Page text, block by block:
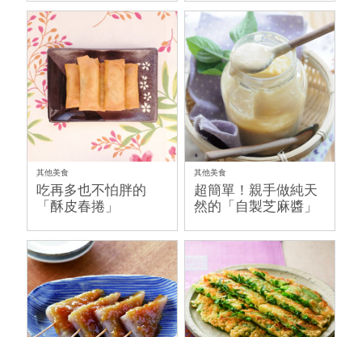
盅」
其他美食
吃再多也不怕胖的
「酥皮春捲」
其他美食
超簡單！親手做純天
然的「自製芝麻醬」